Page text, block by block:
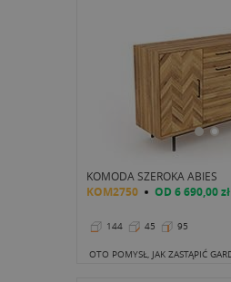
KOMODA SZEROKA ABIES
KOM2750 OD 6 690,00 zł
144 45 95